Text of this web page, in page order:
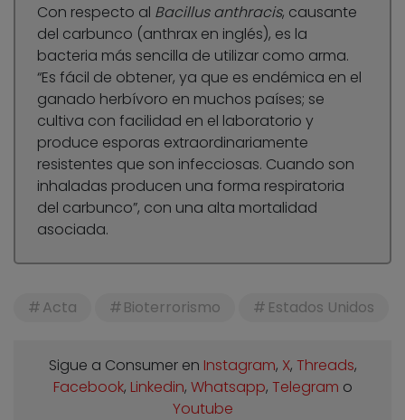
Con respecto al Bacillus anthracis, causante
del carbunco (anthrax en inglés), es la
bacteria más sencilla de utilizar como arma.
“Es fácil de obtener, ya que es endémica en el
ganado herbívoro en muchos países; se
cultiva con facilidad en el laboratorio y
produce esporas extraordinariamente
resistentes que son infecciosas. Cuando son
inhaladas producen una forma respiratoria
del carbunco”, con una alta mortalidad
asociada.
Acta Bioterrorismo Estados Unidos
Sigue a Consumer en Instagram, X, Threads,
Facebook, Linkedin, Whatsapp, Telegram o
Youtube